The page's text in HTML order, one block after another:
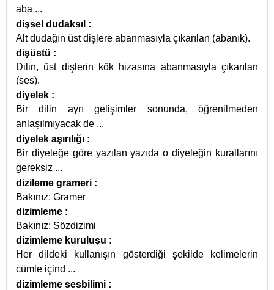
aba ...
dişsel dudaksıl :
Alt dudağın üst dişlere abanmasıyla çıkarılan (abanık).
dişüstü :
Dilin, üst dişlerin kök hizasına abanmasıyla çıkarılan
(ses).
diyelek :
Bir dilin ayrı gelişimler sonunda, öğrenilmeden
anlaşılmıyacak de ...
diyelek aşırılığı :
Bir diyeleğe göre yazılan yazıda o diyeleğin kurallarını
gereksiz ...
dizileme grameri :
Bakınız: Gramer
dizimleme :
Bakınız: Sözdizimi
dizimleme kuruluşu :
Her dildeki kullanışın gösterdiği şekilde kelimelerin
cümle içind ...
dizimleme sesbilimi :